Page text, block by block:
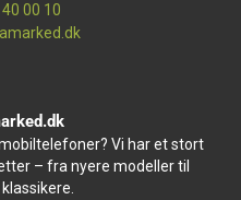
00 10
Vi har et stort
– fra nyere modeller til